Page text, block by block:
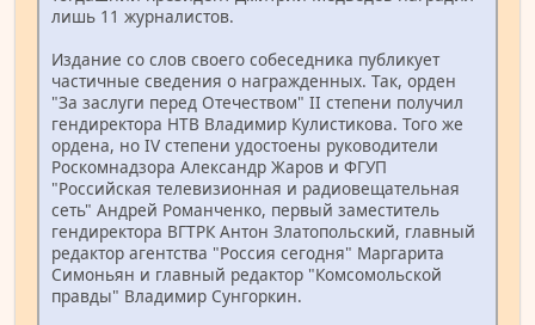
лишь 11 журналистов.
Издание со слов своего собеседника публикует
частичные сведения о награжденных. Так, орден
"За заслуги перед Отечеством" II степени получил
гендиректора НТВ Владимир Кулистикова. Того же
ордена, но IV степени удостоены руководители
Роскомнадзора Александр Жаров и ФГУП
"Российская телевизионная и радиовещательная
сеть" Андрей Романченко, первый заместитель
гендиректора ВГТРК Антон Златопольский, главный
редактор агентства "Россия сегодня" Маргарита
Симоньян и главный редактор "Комсомольской
правды" Владимир Сунгоркин.